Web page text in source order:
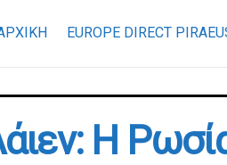
EUROPE DIRECT
Η